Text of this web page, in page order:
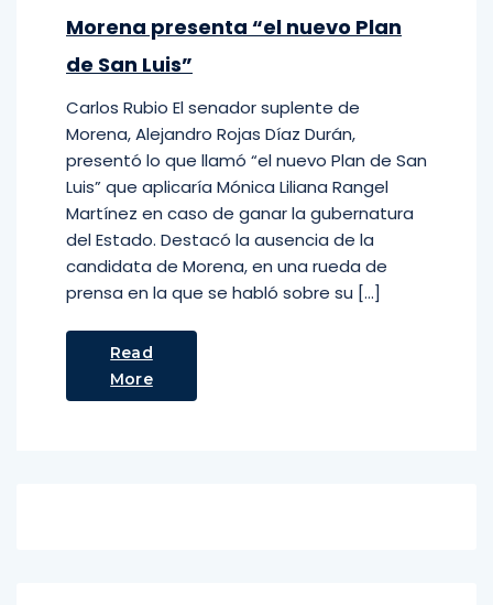
Morena presenta “el nuevo Plan
de San Luis”
Carlos Rubio El senador suplente de
Morena, Alejandro Rojas Díaz Durán,
presentó lo que llamó “el nuevo Plan de San
Luis” que aplicaría Mónica Liliana Rangel
Martínez en caso de ganar la gubernatura
del Estado. Destacó la ausencia de la
candidata de Morena, en una rueda de
prensa en la que se habló sobre su […]
Read
More